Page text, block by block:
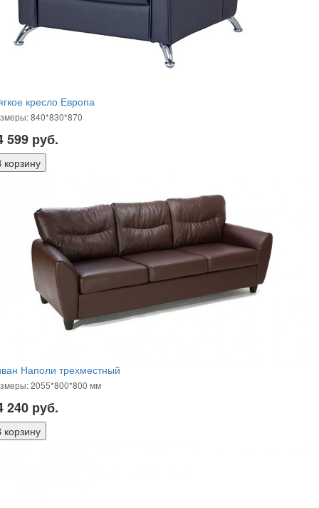
кресло Европа
840*830*870
599 руб.
Наполи трехместный
2055*800*800 мм
240 руб.